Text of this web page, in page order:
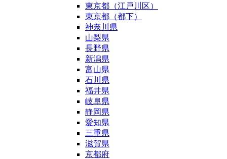
東京都（江戸川区）
東京都（都下）
神奈川県
山梨県
長野県
新潟県
富山県
石川県
福井県
岐阜県
静岡県
愛知県
三重県
滋賀県
京都府